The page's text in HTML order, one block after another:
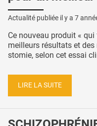
Actualité publiée il y a 7
Ce nouveau produit «
meilleurs résultats et
stomie, selon cet essai
LIRE LA SUITE